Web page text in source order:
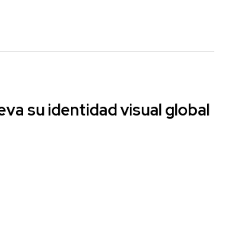
su identidad visual global